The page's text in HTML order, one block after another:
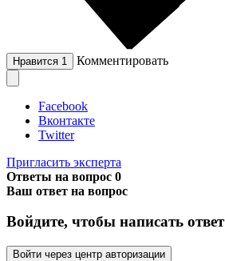
Нравится 1 Комментировать
Facebook
Вконтакте
Twitter
Пригласить эксперта
Ответы на вопрос 0
Ваш ответ на вопрос
Войдите, чтобы написать ответ
Войти через центр авторизации